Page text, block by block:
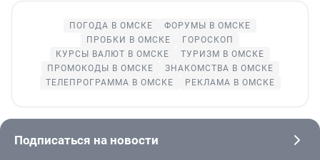
ПОГОДА В ОМСКЕ
ФОРУМЫ В ОМСКЕ
ПРОБКИ В ОМСКЕ
ГОРОСКОП
КУРСЫ ВАЛЮТ В ОМСКЕ
ТУРИЗМ В ОМСКЕ
ПРОМОКОДЫ В ОМСКЕ
ЗНАКОМСТВА В ОМСКЕ
ТЕЛЕПРОГРАММА В ОМСКЕ
РЕКЛАМА В ОМСКЕ
Подписаться на новости